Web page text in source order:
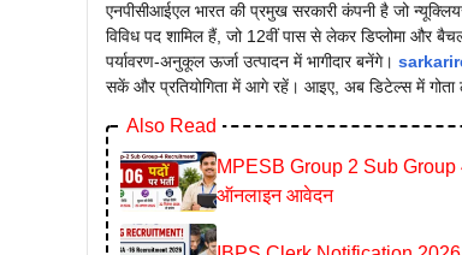
एनपीसीआईएल भारत की प्रमुख सरकारी कंपनी है जो
विविध पद शामिल हैं, जो 12वीं पास से लेकर डिप्लोमा और
पर्यावरण-अनुकूल ऊर्जा उत्पादन में भागीदार बनेंगे।
सकें और प्रतियोगिता में आगे रहें। आइए, अब डिटेल्स में गोता
Also Read
MPESB Group 2 Sub Group
ऑनलाइन आवेदन